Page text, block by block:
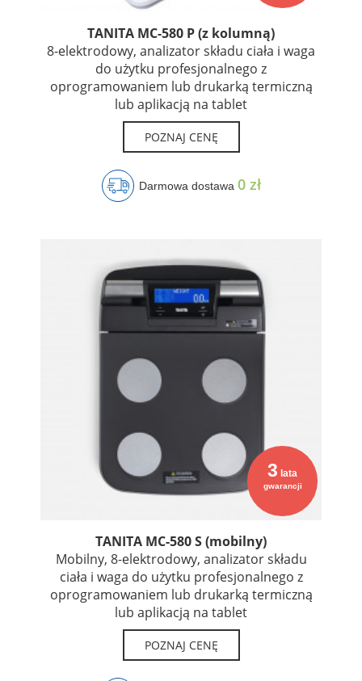
TANITA MC-580 P (z kolumną)
8-elektrodowy, analizator składu ciała i waga
do użytku profesjonalnego z
oprogramowaniem lub drukarką termiczną
lub aplikacją na tablet
POZNAJ CENĘ
Darmowa dostawa 0 zł
3 lata
gwarancji
TANITA MC-580 S (mobilny)
Mobilny, 8-elektrodowy, analizator składu
ciała i waga do użytku profesjonalnego z
oprogramowaniem lub drukarką termiczną
lub aplikacją na tablet
POZNAJ CENĘ